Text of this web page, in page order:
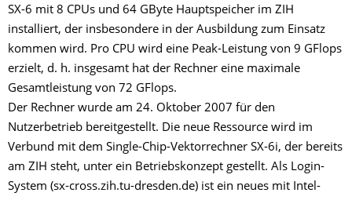
SX-6 mit 8 CPUs und 64 GByte Hauptspeicher im ZIH
installiert, der insbesondere in der Ausbildung zum Einsatz
kommen wird. Pro CPU wird eine Peak-Leistung von 9 GFlops
erzielt, d. h. insgesamt hat der Rechner eine maximale
Gesamtleistung von 72 GFlops.
Der Rechner wurde am 24. Oktober 2007 für den
Nutzerbetrieb bereitgestellt. Die neue Ressource wird im
Verbund mit dem Single-Chip-Vektorrechner SX-6i, der bereits
am ZIH steht, unter ein Betriebskonzept gestellt. Als Login-
System (sx-cross.zih.tu-dresden.de) ist ein neues mit Intel-